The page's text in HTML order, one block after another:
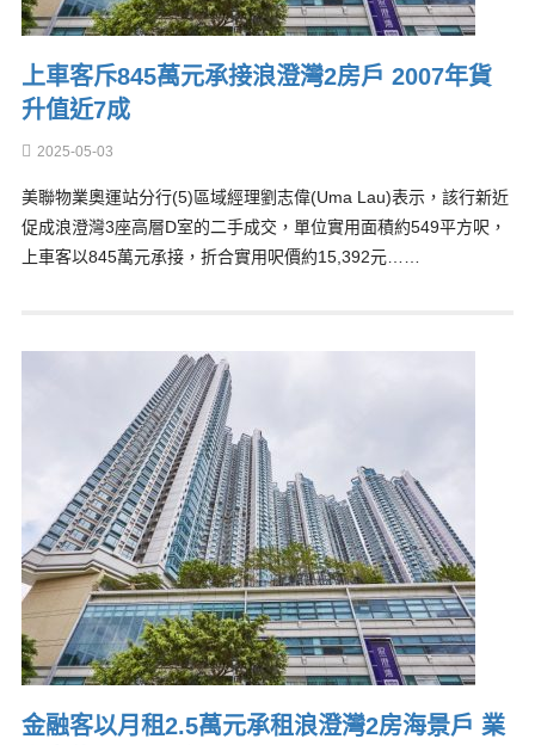
上車客斥845萬元承接浪澄灣2房戶 2007年貨
升值近7成
2025-05-03
美聯物業奧運站分行(5)區域經理劉志偉(Uma Lau)表示，該行新近
促成浪澄灣3座高層D室的二手成交，單位實用面積約549平方呎，
上車客以845萬元承接，折合實用呎價約15,392元……
金融客以月租2.5萬元承租浪澄灣2房海景戶 業